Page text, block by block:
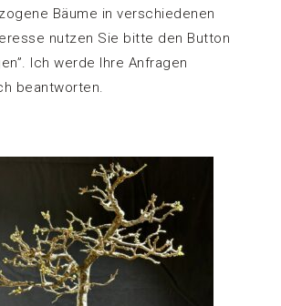
Bäume in verschiedenen
nutzen Sie bitte den Button
Ich werde Ihre Anfragen
beantworten.